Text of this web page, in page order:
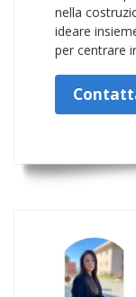
nella
ideare
per centrare